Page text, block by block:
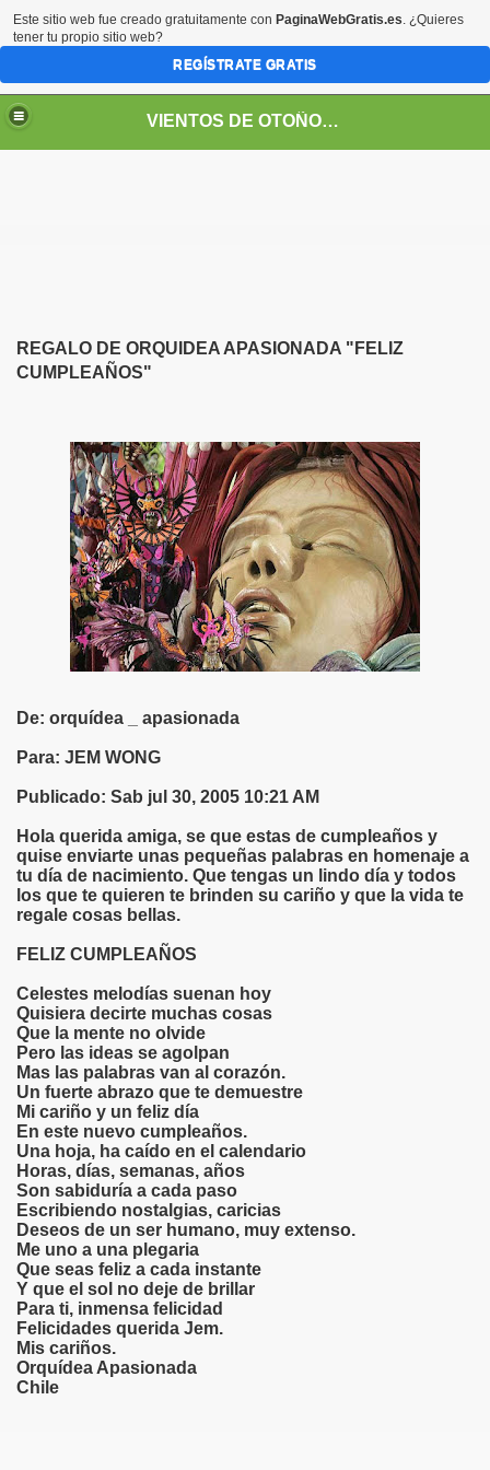
VIENTOS DE OTOÑO POR FANNY JEM WONG
REGALO DE ORQUIDEA APASIONADA "FELIZ
CUMPLEAÑOS"
De: orquídea _ apasionada
Para: JEM WONG
Publicado: Sab jul 30, 2005 10:21 AM
Hola querida amiga, se que estas de cumpleaños y
quise enviarte unas pequeñas palabras en homenaje a
tu día de nacimiento. Que tengas un lindo día y todos
los que te quieren te brinden su cariño y que la vida te
regale cosas bellas.
FELIZ CUMPLEAÑOS
Celestes melodías suenan hoy
Quisiera decirte muchas cosas
Que la mente no olvide
Pero las ideas se agolpan
Mas las palabras van al corazón.
Un fuerte abrazo que te demuestre
Mi cariño y un feliz día
En este nuevo cumpleaños.
Una hoja, ha caído en el calendario
Horas, días, semanas, años
Son sabiduría a cada paso
Escribiendo nostalgias, caricias
Deseos de un ser humano, muy extenso.
Me uno a una plegaria
Que seas feliz a cada instante
Y que el sol no deje de brillar
Para ti, inmensa felicidad
Felicidades querida Jem.
Mis cariños.
Orquídea Apasionada
Chile
-EDUCACIÓN -UNIVERSIDADES- ARTE-
LIBRES
POESÍA ORIENTAL
EROTICA , SUGESTIVA POR FANNY JEM WONG
, DESOLACIÓN Y TRISTEZA
, RABIA , IRA , MUERTE , DESOLACIÓN ,
, SILENCIOS Y ESPERAS
FUERZA OTROS
REFLEXIVOS - LOCURAS POÉTICAS
POETAS
Este sitio web fue creado gratuitamente con PaginaWebGratis.es. ¿Quieres
tener tu propio sitio web?
REGÍSTRATE GRATIS